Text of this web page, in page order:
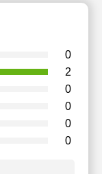
0
0
0
0
2
0